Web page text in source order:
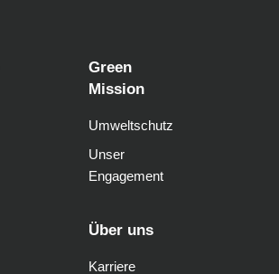
Green
Mission
Umweltschutz
Unser
Engagement
Über uns
Karriere